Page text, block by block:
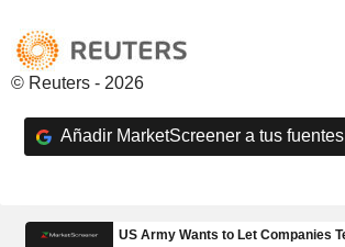
© Reuters - 2026
Añadir MarketScreener a tus fuentes